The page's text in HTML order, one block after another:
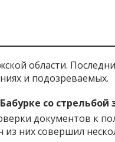
области.
и подозреваемых.
со
документов к
них совершил